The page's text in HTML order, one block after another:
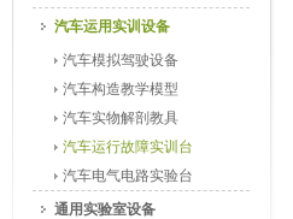
汽车运用实训设备
汽车模拟驾驶设备
汽车构造教学模型
汽车实物解剖教具
汽车运行故障实训台
汽车电气电路实验台
通用实验室设备